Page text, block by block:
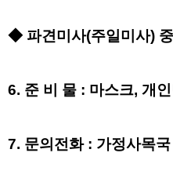
◆ 파견미사(주일미사)
6. 준 비 물 : 마스크, 개
7. 문의전화 : 가정사목국